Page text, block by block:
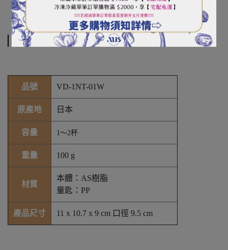
規格說明
品號 VD-1NT-01W
原產地 日本
容量 1～2杯
重量 100 g
材質
本體：AS樹脂
量匙：PP
產品尺寸 11 x 10.7 x 9 cm 口徑 9.5 cm